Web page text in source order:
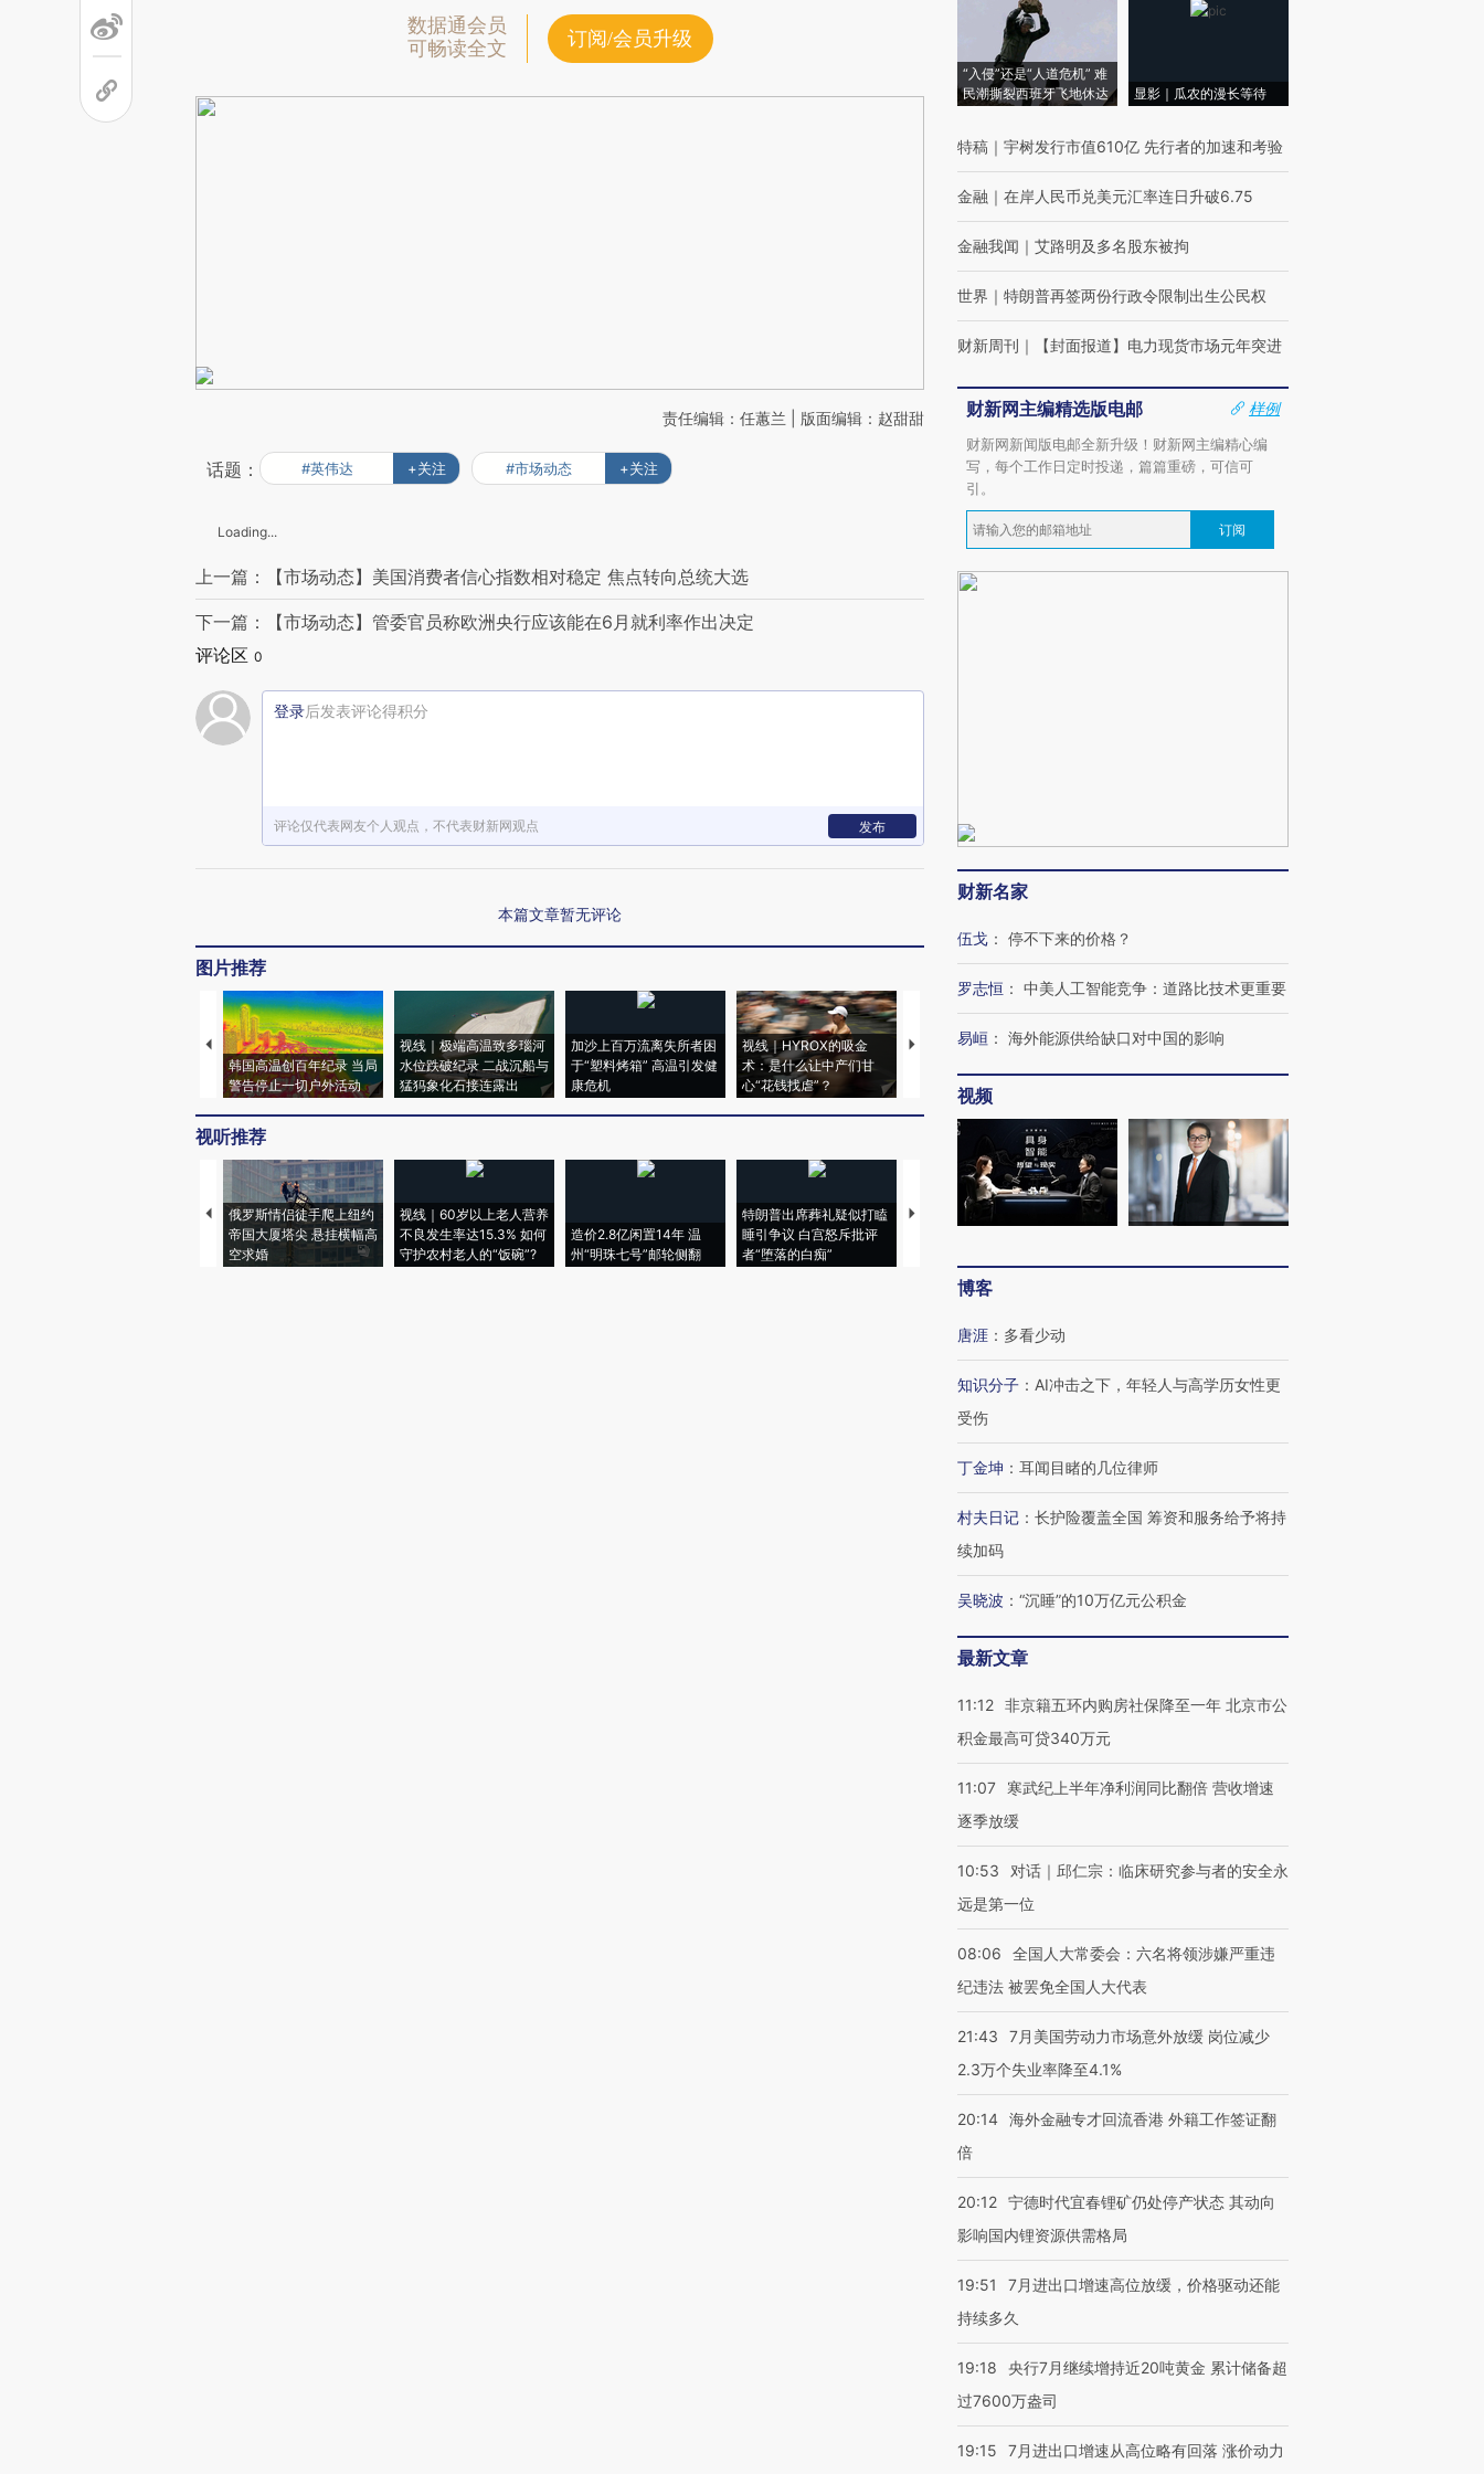
数据通会员
可畅读全文
订阅/会员升级
责任编辑：任蕙兰 | 版面编辑：赵甜甜
话题： #英伟达 +关注 #市场动态 +关注
Loading...
上一篇：【市场动态】美国消费者信心指数相对稳定 焦点转向总统大选
下一篇：【市场动态】管委官员称欧洲央行应该能在6月就利率作出决定
评论区 0
登录后发表评论得积分
评论仅代表网友个人观点，不代表财新网观点 发布
本篇文章暂无评论
图片推荐
韩国高温创百年纪录 当局
警告停止一切户外活动
视线｜极端高温致多瑙河
水位跌破纪录 二战沉船与
猛犸象化石接连露出
加沙上百万流离失所者困
于“塑料烤箱” 高温引发健
康危机
视线｜HYROX的吸金
术：是什么让中产们甘
心“花钱找虐”？
马航飞行员跨国走私7万
视线｜被称为“蟑螂”的印
视听推荐
俄罗斯情侣徒手爬上纽约
帝国大厦塔尖 悬挂横幅高
空求婚
视线｜60岁以上老人营养
不良发生率达15.3% 如何
守护农村老人的“饭碗”?
造价2.8亿闲置14年 温
州“明珠七号”邮轮侧翻
特朗普出席葬礼疑似打瞌
睡引争议 白宫怒斥批评
者“堕落的白痴”
视线｜全球最热百城独占
“入侵”还是“人道危机” 难
民潮撕裂西班牙飞地休达
显影｜瓜农的漫长等待
特稿 ｜ 宇树发行市值610亿 先行者的加速和考验
金融 ｜ 在岸人民币兑美元汇率连日升破6.75
金融我闻 ｜ 艾路明及多名股东被拘
世界 ｜ 特朗普再签两份行政令限制出生公民权
财新周刊 ｜ 【封面报道】电力现货市场元年突进
财新网主编精选版电邮
样例
财新网新闻版电邮全新升级！财新网主编精心编
写，每个工作日定时投递，篇篇重磅，可信可
引。
订阅
财新名家
伍戈 ： 停不下来的价格？
罗志恒 ： 中美人工智能竞争：道路比技术更重要
易峘 ： 海外能源供给缺口对中国的影响
视频
博客
唐涯 ： 多看少动
知识分子 ： AI冲击之下，年轻人与高学历女性更
受伤
丁金坤 ： 耳闻目睹的几位律师
村夫日记 ： 长护险覆盖全国 筹资和服务给予将持
续加码
吴晓波 ： “沉睡”的10万亿元公积金
最新文章
11:12 非京籍五环内购房社保降至一年 北京市公
积金最高可贷340万元
11:07
寒武纪上半年净利润同比翻倍 营收增速
逐季放缓
10:53
对话｜邱仁宗：临床研究参与者的安全永
远是第一位
08:06
全国人大常委会：六名将领涉嫌严重违
纪违法 被罢免全国人大代表
21:43
7月美国劳动力市场意外放缓 岗位减少
2.3万个失业率降至4.1%
20:14 海外金融专才回流香港 外籍工作签证翻
倍
20:12 宁德时代宜春锂矿仍处停产状态 其动向
影响国内锂资源供需格局
19:51
7月进出口增速高位放缓，价格驱动还能
持续多久
19:18
央行7月继续增持近20吨黄金 累计储备超
过7600万盎司
19:15 7月进出口增速从高位略有回落 涨价动力